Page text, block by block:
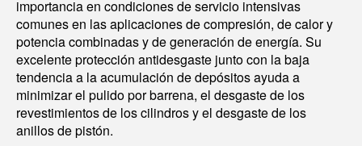
importancia en condiciones de servicio intensivas
comunes en las aplicaciones de compresión, de calor y
potencia combinadas y de generación de energía. Su
excelente protección antidesgaste junto con la baja
tendencia a la acumulación de depósitos ayuda a
minimizar el pulido por barrena, el desgaste de los
revestimientos de los cilindros y el desgaste de los
anillos de pistón.